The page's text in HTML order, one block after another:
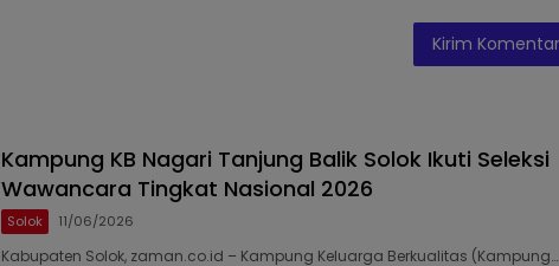
Kampung KB Nagari Tanjung Balik Solok Ikuti Seleksi
Wawancara Tingkat Nasional 2026
Solok 11/06/2026
Kabupaten Solok, zaman.co.id – Kampung Keluarga Berkualitas (Kampung…